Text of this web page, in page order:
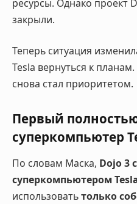
ресурсы. Однако проект
закрыли.
Теперь ситуация
Tesla вернуться к
снова стал приоритетом.
Первый
суперкомпьютер
По словам Маска, Dojo 3
суперкомпьютером
использоватьтолько